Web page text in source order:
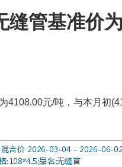
缝管基准价
4108.00元/吨，与本月初